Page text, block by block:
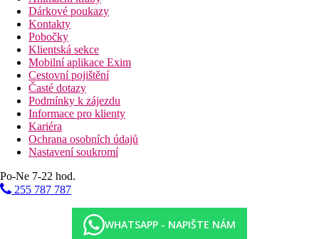
Dárkové poukazy
Kontakty
Pobočky
Klientská sekce
Mobilní aplikace Exim
Cestovní pojištění
Časté dotazy
Podmínky k zájezdu
Informace pro klienty
Kariéra
Ochrana osobních údajů
Nastavení soukromí
Po-Ne 7-22 hod.
255 787 787
WHATSAPP - NAPIŠTE NÁM